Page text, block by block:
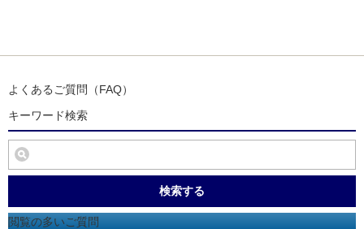
よくあるご質問（FAQ）
キーワード検索
検索する
閲覧の多いご質問